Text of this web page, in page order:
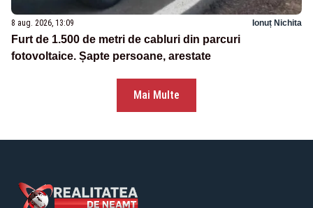
8 aug. 2026, 13:09 Ionuț Nichita
Furt de 1.500 de metri de cabluri din parcuri
fotovoltaice. Șapte persoane, arestate
Mai Multe